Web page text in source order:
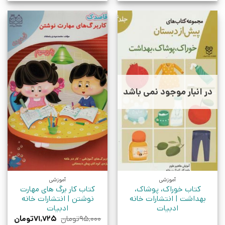
در انبار موجود نمی باشد
آموزشی
کتاب خوراک، پوشاک،
بهداشت | انتشارات خانه
ادبیات
آموزشی
کتاب کار برگ های مهارت
نوشتن | انتشارات خانه
ادبیات
۹۵,۰۰۰تومان قیمت
۷۱,۷۲۵تومان